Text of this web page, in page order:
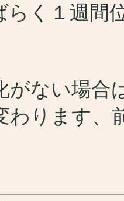
らく１週間
ない場合
わります、